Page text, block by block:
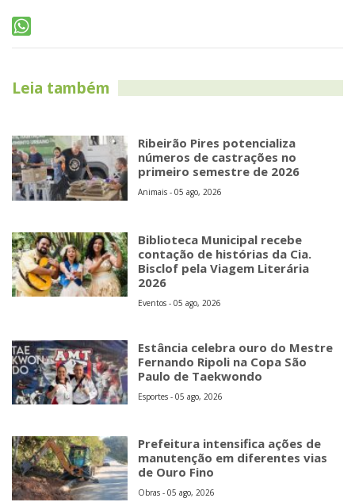
Leia também
Ribeirão Pires potencializa
números de castrações no
primeiro semestre de 2026
Animais - 05 ago, 2026
Biblioteca Municipal recebe
contação de histórias da Cia.
Bisclof pela Viagem Literária
2026
Eventos - 05 ago, 2026
Estância celebra ouro do Mestre
Fernando Ripoli na Copa São
Paulo de Taekwondo
Esportes - 05 ago, 2026
Prefeitura intensifica ações de
manutenção em diferentes vias
de Ouro Fino
Obras - 05 ago, 2026